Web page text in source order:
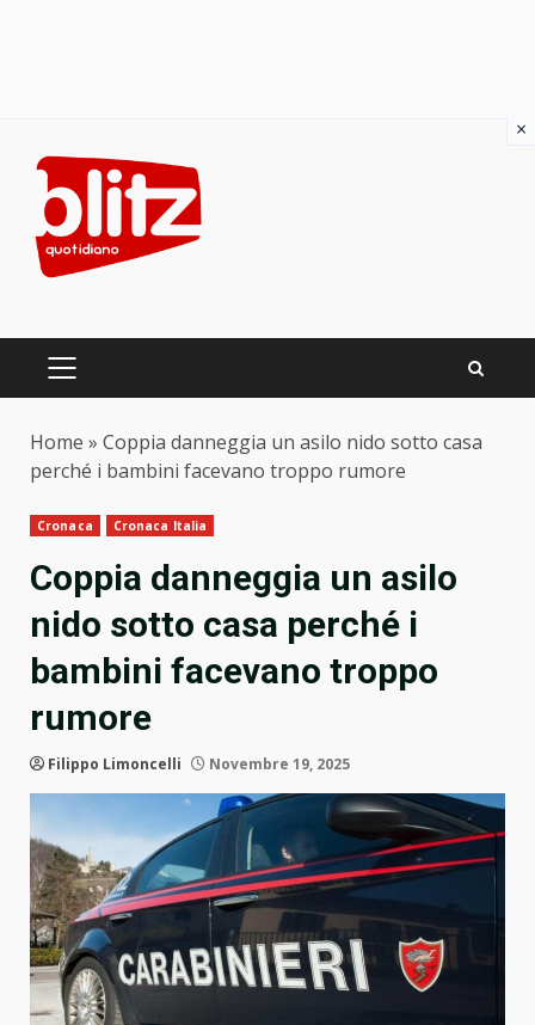
content
PRIMARY
Home » Coppia danneggia un asilo nido sotto casa
perché i bambini facevano troppo rumore
Cronaca Cronaca Italia
Coppia danneggia un asilo
nido sotto casa perché i
bambini facevano troppo
rumore
Filippo Limoncelli Novembre 19, 2025
×